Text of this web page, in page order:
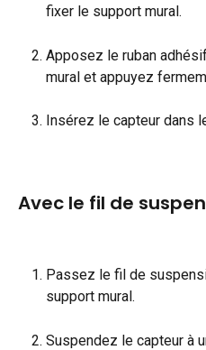
fixer le support mural.
Apposez le ruban
mural et appuyez
Insérez le capteur dans
Avec le fil de
Passez le fil de
support mural.
Suspendez le capteur à